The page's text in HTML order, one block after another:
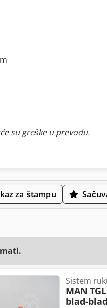
su greške u prevodu.
za štampu
Sistem
MAN
blad-blad